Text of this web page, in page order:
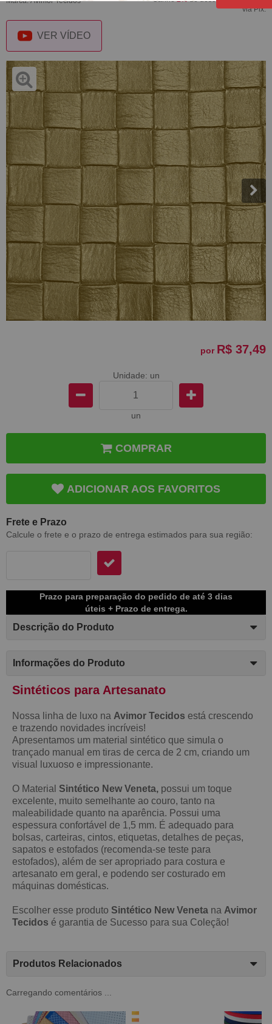
via Pix.
VER VÍDEO
por R$ 37,49
Unidade: un
un
COMPRAR
ADICIONAR AOS FAVORITOS
Frete e Prazo
Calcule o frete e o prazo de entrega estimados para sua região:
Prazo para preparação do pedido de até 3 dias
úteis + Prazo de entrega.
Descrição do Produto
Informações do Produto
Sintéticos para Artesanato
Nossa linha de luxo na Avimor Tecidos está crescendo
e trazendo novidades incríveis!
Apresentamos um material sintético que simula o
trançado manual em tiras de cerca de 2 cm, criando um
visual luxuoso e impressionante.
O Material Sintético New Veneta, possui um toque
excelente, muito semelhante ao couro, tanto na
maleabilidade quanto na aparência. Possui uma
espessura confortável de 1,5 mm. É adequado para
bolsas, carteiras, cintos, etiquetas, detalhes de peças,
sapatos e estofados (recomenda-se teste para
estofados), além de ser apropriado para costura e
artesanato em geral, e podendo ser costurado em
máquinas domésticas.
Escolher esse produto Sintético New Veneta na Avimor
Tecidos é garantia de Sucesso para sua Coleção!
Produtos Relacionados
Carregando comentários ...